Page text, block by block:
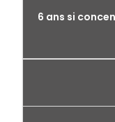
6 ans si